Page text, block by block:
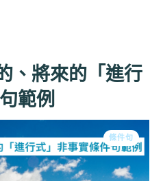
、將來的「進行
範例
條件句